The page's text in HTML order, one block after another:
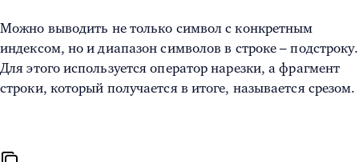
Можно выводить не только символ с конкретным
индексом, но и диапазон символов в строке – подстроку.
Для этого используется оператор нарезки, а фрагмент
строки, который получается в итоге, называется срезом.